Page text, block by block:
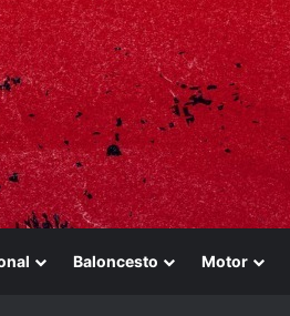
Baloncesto Motor